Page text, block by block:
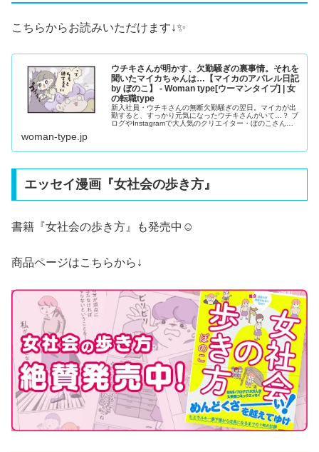
こちらからお読みいただけます↓✨
ウチキさんが明かす、欠勤騒ぎの裏事情。それを
聞いたマイカちゃんは…【マイカのアパレル日記
by ぼのこ】 - Woman type[ウーマンタイプ] | 女
の転職type
新入社員・ウチキさんの無断欠勤騒ぎの翌日。マイカが出
勤すると、すっかり元気になったウチキさんがいて…？ ブ
ログやInstagramで大人気のクリエイター・ぼのこさんに
woman-type.jp
エッセイ漫画『女社会の歩き方』
書籍『女社会の歩き方 』も発売中☺️
商品ページはこちらから↓